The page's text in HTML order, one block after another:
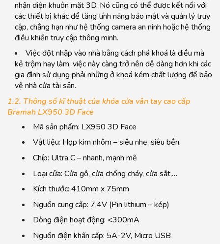
nhận diện khuôn mặt 3D. Nó cũng có thể được kết nối với
các thiết bị khác để tăng tính năng bảo mật và quản lý truy
cập, chẳng hạn như hệ thống camera an ninh hoặc hệ thống
điều khiển truy cập thông minh.
Việc đột nhập vào nhà bằng cách phá khoá là điều mà
kẻ trộm hay làm, việc này càng trở nên dễ dàng hơn khi các
gia đình sử dụng phải những ở khoá kém chất lượng để bảo
vệ nhà cửa tài sản.
1.2. Thông số kĩ thuật của khóa cửa vân tay cao cấp
Bramah LX950 3D Face
Mã sản phẩm: LX950 3D Face
Vật liệu: Hợp kim nhôm – siêu nhẹ, siêu bền.
Chíp: Ultra C – nhanh, mạnh mẽ
Loại cửa: Cửa gỗ, cửa chống cháy, cửa sắt,…
Kích thước: 410mm x 75mm
Nguồn cung cấp: 7,4V (Pin lithium – kép)
Dòng điện hoạt động: <300mA
Nguồn điện khẩn cấp: 5A-2V, Micro USB